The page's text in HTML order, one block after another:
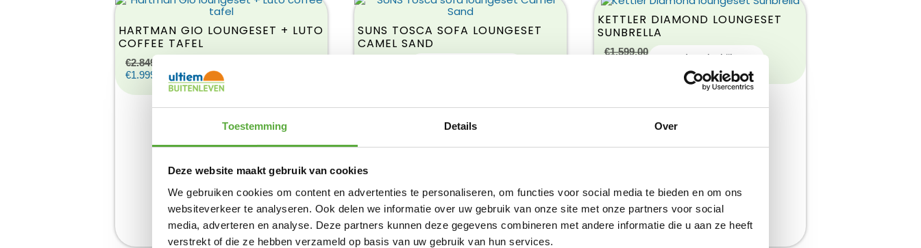
Toestemming Details Over
Deze website maakt gebruik van cookies
We gebruiken cookies om content en advertenties te personaliseren, om functies voor social media te bieden en om ons
websiteverkeer te analyseren. Ook delen we informatie over uw gebruik van onze site met onze partners voor social
media, adverteren en analyse. Deze partners kunnen deze gegevens combineren met andere informatie die u aan ze heeft
verstrekt of die ze hebben verzameld op basis van uw gebruik van hun services.
HARTMAN GIO LOUNGESET + LUTO
COFFEE TAFEL
€2.849,00
€1.999,00 Product bekijken
SUNS TOSCA SOFA LOUNGESET
CAMEL SAND
KETTLER DIAMOND LOUNGESET
SUNBRELLA
€1.599,00
Product bekijken